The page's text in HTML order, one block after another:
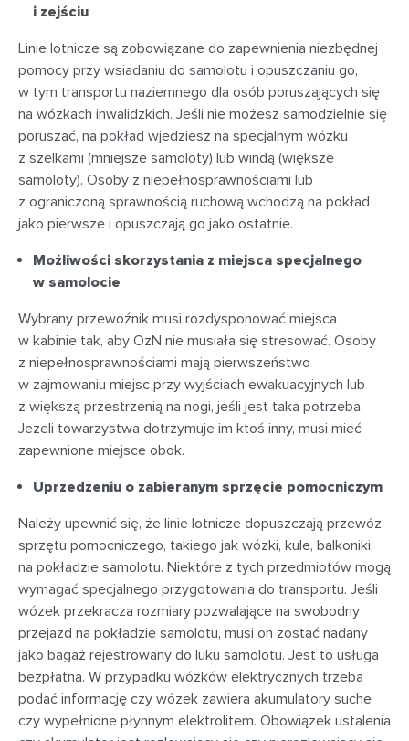
i zejściu
Linie lotnicze są zobowiązane do zapewnienia niezbędnej
pomocy przy wsiadaniu do samolotu i opuszczaniu go,
w tym transportu naziemnego dla osób poruszających się
na wózkach inwalidzkich. Jeśli nie możesz samodzielnie się
poruszać, na pokład wjedziesz na specjalnym wózku
z szelkami (mniejsze samoloty) lub windą (większe
samoloty). Osoby z niepełnosprawnościami lub
z ograniczoną sprawnością ruchową wchodzą na pokład
jako pierwsze i opuszczają go jako ostatnie.
Możliwości skorzystania z miejsca specjalnego
w samolocie
Wybrany przewoźnik musi rozdysponować miejsca
w kabinie tak, aby OzN nie musiała się stresować. Osoby
z niepełnosprawnościami mają pierwszeństwo
w zajmowaniu miejsc przy wyjściach ewakuacyjnych lub
z większą przestrzenią na nogi, jeśli jest taka potrzeba.
Jeżeli towarzystwa dotrzymuje im ktoś inny, musi mieć
zapewnione miejsce obok.
Uprzedzeniu o zabieranym sprzęcie pomocniczym
Należy upewnić się, że linie lotnicze dopuszczają przewóz
sprzętu pomocniczego, takiego jak wózki, kule, balkoniki,
na pokładzie samolotu. Niektóre z tych przedmiotów mogą
wymagać specjalnego przygotowania do transportu. Jeśli
wózek przekracza rozmiary pozwalające na swobodny
przejazd na pokładzie samolotu, musi on zostać nadany
jako bagaż rejestrowany do luku samolotu. Jest to usługa
bezpłatna. W przypadku wózków elektrycznych trzeba
podać informację czy wózek zawiera akumulatory suche
czy wypełnione płynnym elektrolitem. Obowiązek ustalenia